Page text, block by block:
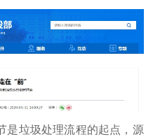
垃圾处理流程的起点，源